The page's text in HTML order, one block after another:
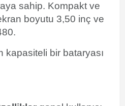
sahip. Kompakt ve
boyutu 3,50 inç ve
kapasiteli bir bataryası